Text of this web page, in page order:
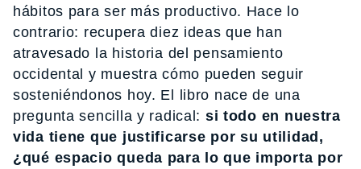
hábitos para ser más productivo. Hace lo
contrario: recupera diez ideas que han
atravesado la historia del pensamiento
occidental y muestra cómo pueden seguir
sosteniéndonos hoy. El libro nace de una
pregunta sencilla y radical: si todo en nuestra
vida tiene que justificarse por su utilidad,
¿qué espacio queda para lo que importa por